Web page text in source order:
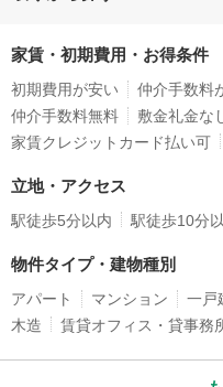
家賃・初期費用・お得条件
初期費用が安い
仲介手数料
仲介手数料無料
敷金礼金な
家賃クレジットカード払い可
立地・アクセス
駅徒歩5分以内 駅徒歩10分
物件タイプ・建物種別
アパート マンション 一戸
木造
賃貸オフィス・貸事務